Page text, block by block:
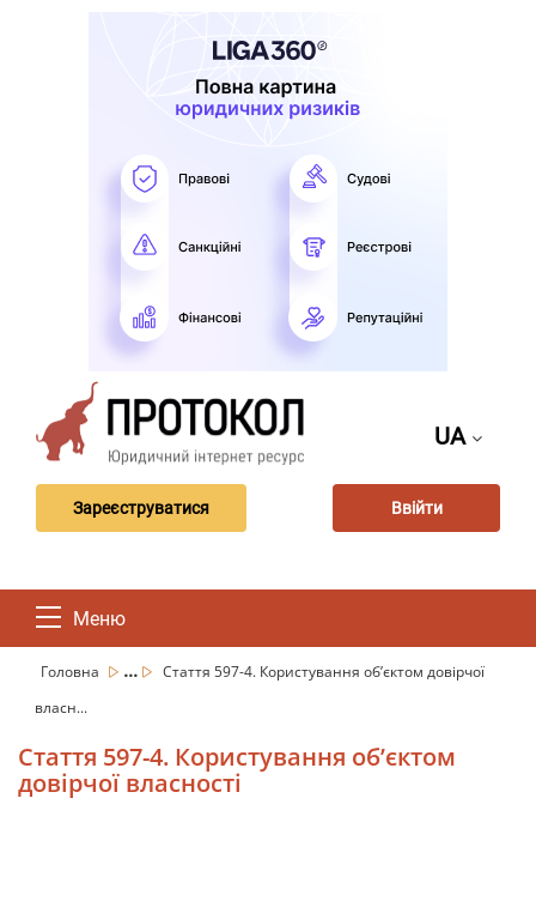
UA
Зареєструватися Ввійти
Меню
Головна ...
Стаття 597-4. Користування об’єктом довірчої
власн...
Стаття 597-4. Користування об’єктом
довірчої власності